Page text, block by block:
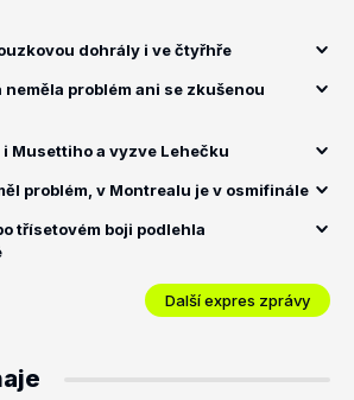
dohrály i ve čtyřhře
neměla problém ani se zkušenou
Musettiho a vyzve Lehečku
problém, v Montrealu je v osmifinále
třísetovém boji podlehla
Další expres zprávy